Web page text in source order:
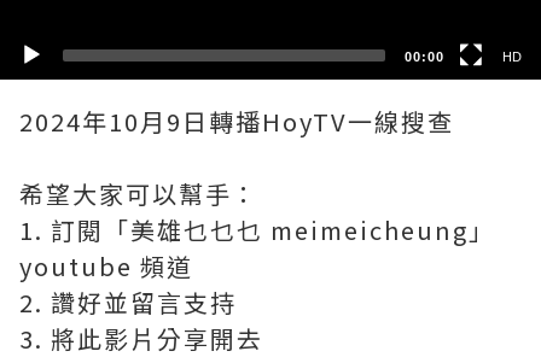
00:00 HD
2024年10月9日轉播HoyTV一線搜查
希望大家可以幫手：
1. 訂閱「美雄乜乜乜 meimeicheung」
youtube 頻道
2. 讚好並留言支持
3. 將此影片分享開去